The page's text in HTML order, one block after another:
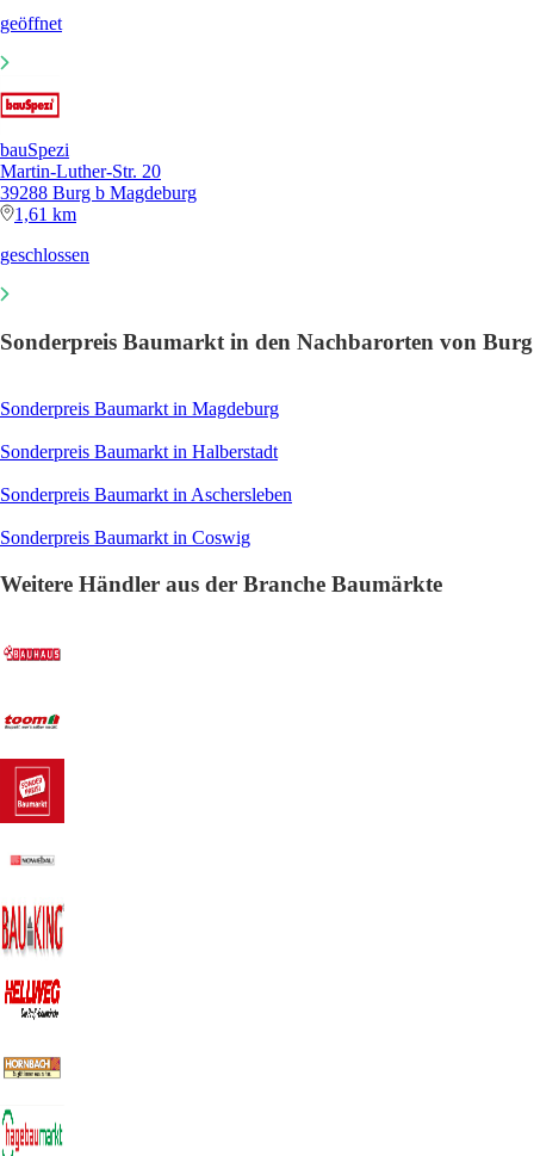
geöffnet
bauSpezi
Martin-Luther-Str. 20
39288 Burg b Magdeburg
1,61 km
geschlossen
Sonderpreis Baumarkt in den Nachbarorten von Burg
Sonderpreis Baumarkt in Magdeburg
Sonderpreis Baumarkt in Halberstadt
Sonderpreis Baumarkt in Aschersleben
Sonderpreis Baumarkt in Coswig
Weitere Händler aus der Branche Baumärkte